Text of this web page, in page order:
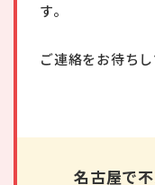
す。
ご連絡をお待ちし
名古屋で